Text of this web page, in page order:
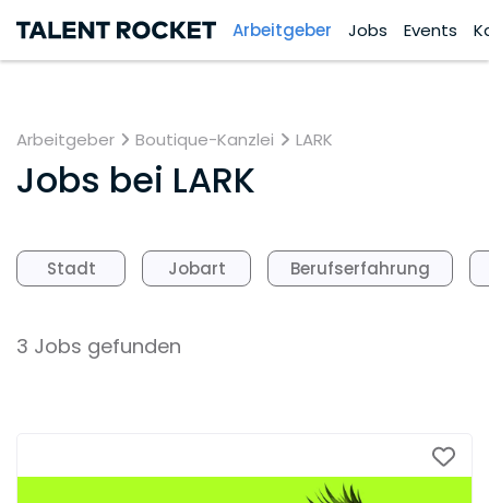
Arbeitgeber Jobs Events
Arbeitgeber Boutique-Kanzlei LARK
Jobs bei LARK
Stadt Jobart Berufserfahrung
3 Jobs gefunden